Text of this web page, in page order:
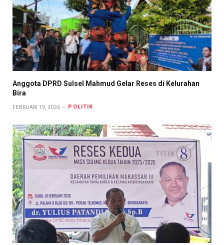
Anggota DPRD Sulsel Mahmud Gelar Reses di Kelurahan
Bira
FEBRUARI 19, 2026 POLITIK